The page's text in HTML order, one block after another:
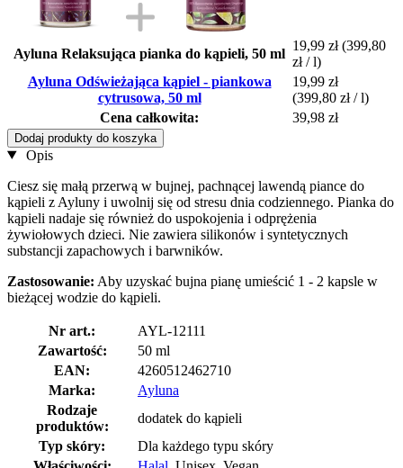
Ayluna Relaksująca pianka do kąpieli, 50 ml
19,99 zł (399,80
zł / l)
Ayluna Odświeżająca kąpiel - piankowa
cytrusowa, 50 ml
19,99 zł
(399,80 zł / l)
Cena całkowita:
39,98 zł
Dodaj produkty do koszyka
Opis
Ciesz się małą przerwą w bujnej, pachnącej lawendą piance do
kąpieli z Ayluny i uwolnij się od stresu dnia codziennego. Pianka do
kąpieli nadaje się również do uspokojenia i odprężenia
żywiołowych dzieci. Nie zawiera silikonów i syntetycznych
substancji zapachowych i barwników.
Zastosowanie: Aby uzyskać bujna pianę umieścić 1 - 2 kapsle w
bieżącej wodzie do kąpieli.
Nr art.:
AYL-12111
Zawartość:
50 ml
EAN:
4260512462710
Marka:
Ayluna
Rodzaje
produktów:
dodatek do kąpieli
Typ skóry:
Dla każdego typu skóry